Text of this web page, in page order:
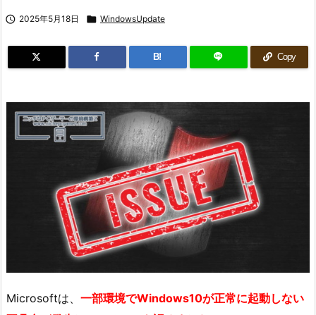
 2025年5月18日  WindowsUpdate
B! Copy
Microsoftは、 一部環境でWindows10が正常に起動しない